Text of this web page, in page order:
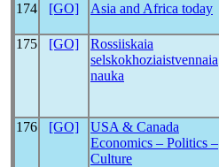
174 [GO] Asia and Africa today
175
[GO]
Rossiiskaia
selskokhoziaistvennaia
nauka
176 [GO]
USA & Canada
Economics – Politics –
Culture